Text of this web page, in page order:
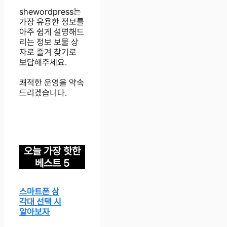
shewordpress는
가장 유용한 정보를
아주 쉽게 설명해드
리는 정보 보물 상
자로 즐겨 찾기로
보답해주세요.
쾌적한 운영을 약속
드리겠습니다.
오늘 가장 핫한
베스트 5
스마트폰 삼
각대 선택 시
알아보자